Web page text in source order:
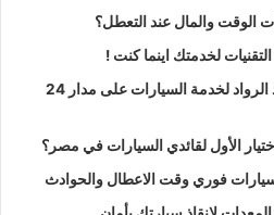
الوقت والمال عند التعطل؟
لخدمتك اينما كنت !
تعرف على مميزات ونش انقاذ الرواد لخدمة السيارات على مدار 24
الأول لقائدي السيارات في مصر؟
فوري وقت الاعطال والحوادث